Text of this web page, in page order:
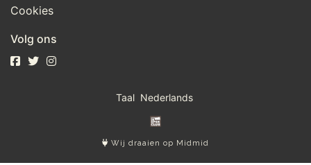
Cookies
Volg ons
Taal
Wij draaien op Midmid